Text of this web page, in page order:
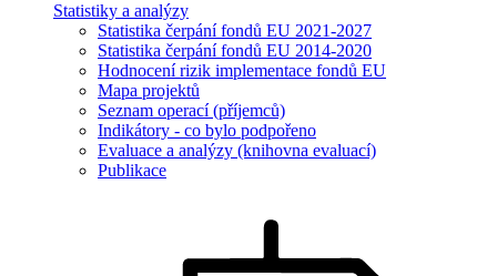
Statistiky a analýzy
Statistika čerpání fondů EU 2021-2027
Statistika čerpání fondů EU 2014-2020
Hodnocení rizik implementace fondů EU
Mapa projektů
Seznam operací (příjemců)
Indikátory - co bylo podpořeno
Evaluace a analýzy (knihovna evaluací)
Publikace